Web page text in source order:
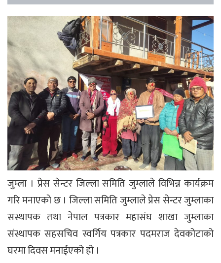
जुम्ला । प्रेस सेन्टर जिल्ला समिति जुम्लाले विभिन्न कार्यक्रम
गरि मनाएको छ । जिल्ला समिति जुम्लाले प्रेस सेन्टर जुम्लाका
सस्थापक तथा नेपाल पत्रकार महासंघ शाखा जुम्लाका
संस्थापक सहसचिव स्वर्गिय पत्रकार पदमराज देवकोटाको
घरमा दिवस मनाईएको हो ।